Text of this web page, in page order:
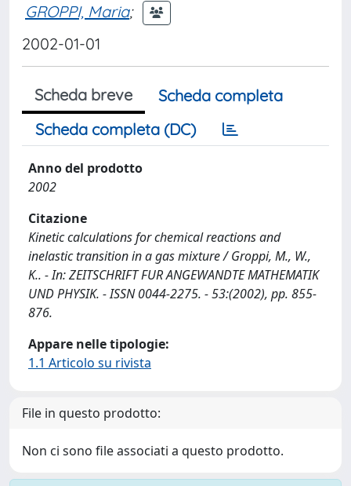
GROPPI, Maria;
2002-01-01
Scheda breve
Scheda completa
Scheda completa (DC)
Anno del prodotto
2002
Citazione
Kinetic calculations for chemical reactions and
inelastic transition in a gas mixture / Groppi, M., W.,
K.. - In: ZEITSCHRIFT FUR ANGEWANDTE MATHEMATIK
UND PHYSIK. - ISSN 0044-2275. - 53:(2002), pp. 855-
876.
Appare nelle tipologie:
1.1 Articolo su rivista
File in questo prodotto:
Non ci sono file associati a questo prodotto.